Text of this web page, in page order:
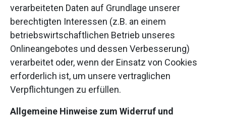
verarbeiteten Daten auf Grundlage unserer
berechtigten Interessen (z.B. an einem
betriebswirtschaftlichen Betrieb unseres
Onlineangebotes und dessen Verbesserung)
verarbeitet oder, wenn der Einsatz von Cookies
erforderlich ist, um unsere vertraglichen
Verpflichtungen zu erfüllen.
Allgemeine Hinweise zum Widerruf und